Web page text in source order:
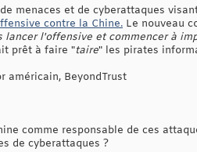
menaces et de cyberattaques
contre la Chine. Le nouveau
lancer l'offensive et commencer à
prêt à faire "taire" les pirates
américain, BeyondTrust
comme responsable de ces
de cyberattaques ?